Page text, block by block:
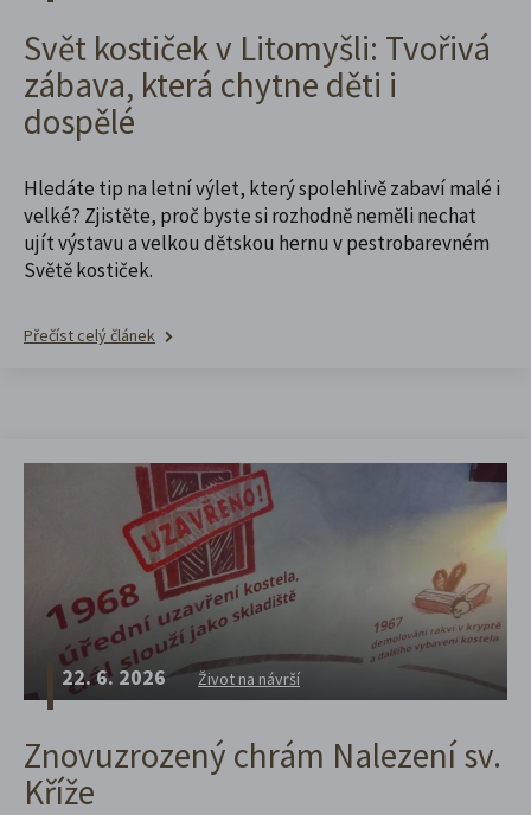
Svět kostiček v Litomyšli: Tvořivá
zábava, která chytne děti i
dospělé
Hledáte tip na letní výlet, který spolehlivě zabaví malé i
velké? Zjistěte, proč byste si rozhodně neměli nechat
ujít výstavu a velkou dětskou hernu v pestrobarevném
Světě kostiček.
Přečíst celý článek
22. 6. 2026 Život na návrší
Znovuzrozený chrám Nalezení sv.
Kříže